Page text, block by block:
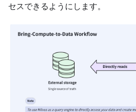
セスできるようにします。